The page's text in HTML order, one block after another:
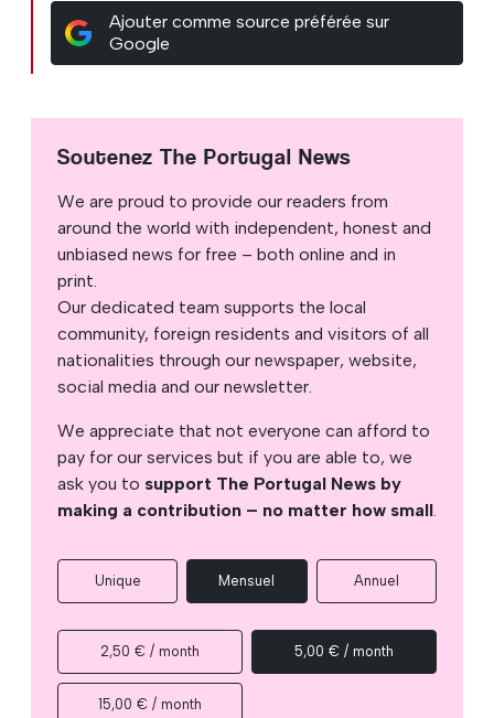
Ajouter comme source préférée sur
Google
Soutenez The Portugal News
We are proud to provide our readers from
around the world with independent, honest and
unbiased news for free – both online and in
print.
Our dedicated team supports the local
community, foreign residents and visitors of all
nationalities through our newspaper, website,
social media and our newsletter.
We appreciate that not everyone can afford to
pay for our services but if you are able to, we
ask you to support The Portugal News by
making a contribution – no matter how small.
Unique Mensuel Annuel
2,50 € / month 5,00 € / month
15,00 € / month